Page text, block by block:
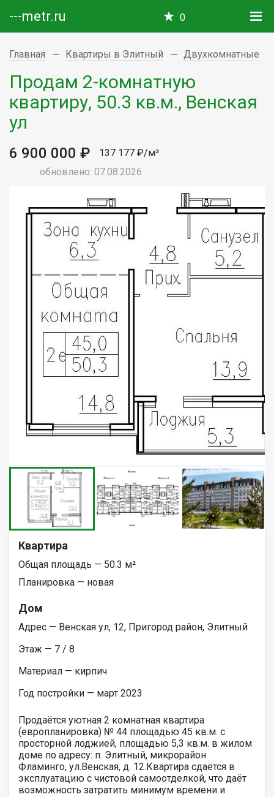
---metr.ru 0
Главная Квартиры в Элитный Двухкомнатные
Продам 2-комнатную
квартиру, 50.3 кв.м., Венская
ул
6 900 000 ₽
137 177 ₽/м²
обновлено: 07.08.2026
Квартира
Общая площадь — 50.3 м²
Планировка — новая
Дом
Адрес — Венская ул, 12, Пригород район, Элитный
Этаж — 7 / 8
Материал — кирпич
Год постройки — март 2023
Продаётся уютная 2 комнатная квартира
(европланировка) № 44 площадью 45 кв.м. с
просторной лоджией, площадью 5,3 кв.м. в жилом
доме по адресу: п. Элитный, микрорайон
Фламинго, ул.Венская, д. 12.Квартира сдаётся в
эксплуатацию с чистовой самоотделкой, что даёт
возможность затратить минимум времени и